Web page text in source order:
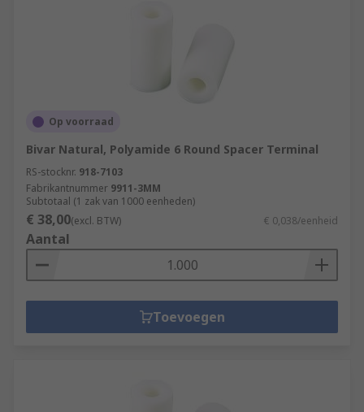
Op voorraad
Bivar Natural, Polyamide 6 Round Spacer Terminal
RS-stocknr. 918-7103
Fabrikantnummer 9911-3MM
Subtotaal (1 zak van 1000 eenheden)
€ 38,00(excl. BTW) € 0,038/eenheid
Aantal
Toevoegen